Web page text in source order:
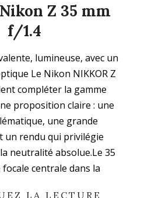
Z 35 mm
f/1.4
lumineuse, avec un
Le Nikon NIKKOR Z
compléter la gamme
proposition claire : une
une grande
un rendu qui privilégie
neutralité absolue.Le 35
centrale dans la
LA LECTURE